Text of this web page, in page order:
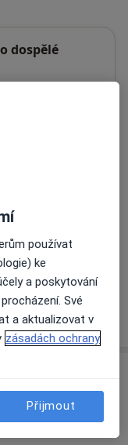
dospělé
aktivní
na pojišťovnu
používat
ke
a poskytování
Své
a aktualizovat v
zásadách ochrany
Přijmout